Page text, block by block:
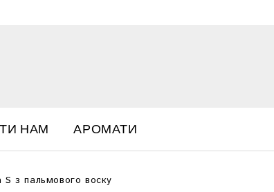
НАМ АРОМАТИ
S з пальмового воску